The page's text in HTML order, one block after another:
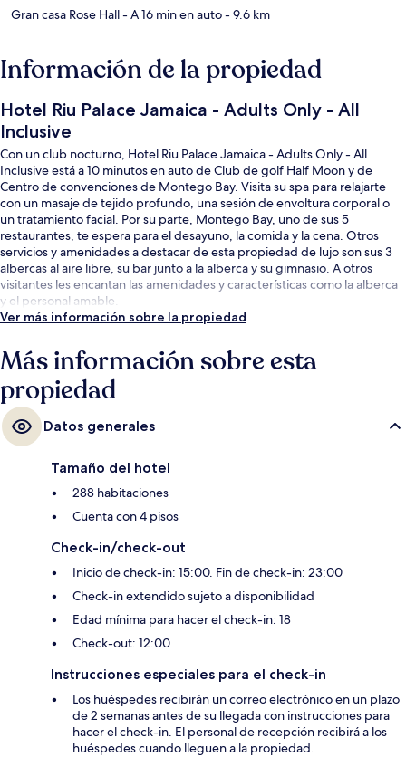
Gran casa Rose Hall- A 16 min en auto- 9.6 km
Información de la propiedad
Hotel Riu Palace Jamaica - Adults Only - All
Inclusive
Con un club nocturno, Hotel Riu Palace Jamaica - Adults Only - All
Inclusive está a 10 minutos en auto de Club de golf Half Moon y de
Centro de convenciones de Montego Bay. Visita su spa para relajarte
con un masaje de tejido profundo, una sesión de envoltura corporal o
un tratamiento facial. Por su parte, Montego Bay, uno de sus 5
restaurantes, te espera para el desayuno, la comida y la cena. Otros
servicios y amenidades a destacar de esta propiedad de lujo son sus 3
albercas al aire libre, su bar junto a la alberca y su gimnasio. A otros
visitantes les encantan las amenidades y características como la alberca
y el personal amable.
Ver más información sobre la propiedad
Más información sobre esta
propiedad
Datos generales
Tamaño del hotel
288 habitaciones
Cuenta con 4 pisos
Check-in/check-out
Inicio de check-in: 15:00. Fin de check-in: 23:00
Check-in extendido sujeto a disponibilidad
Edad mínima para hacer el check-in: 18
Check-out: 12:00
Instrucciones especiales para el check-in
Los huéspedes recibirán un correo electrónico en un plazo
de 2 semanas antes de su llegada con instrucciones para
hacer el check-in. El personal de recepción recibirá a los
huéspedes cuando lleguen a la propiedad.